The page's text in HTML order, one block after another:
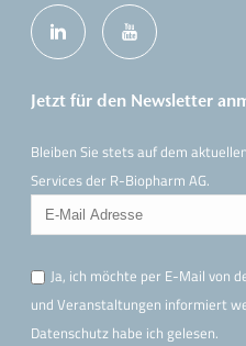
Jetzt für den Newsletter
Bleiben Sie stets auf dem
Services der R-Biopharm AG.
Ja, ich möchte per E-Mail von
und Veranstaltungen informiert
Datenschutz habe ich gelesen.